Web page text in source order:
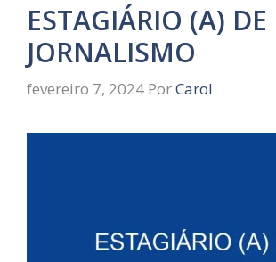
ESTAGIÁRIO (A) DE
JORNALISMO
fevereiro 7, 2024 PorCarol